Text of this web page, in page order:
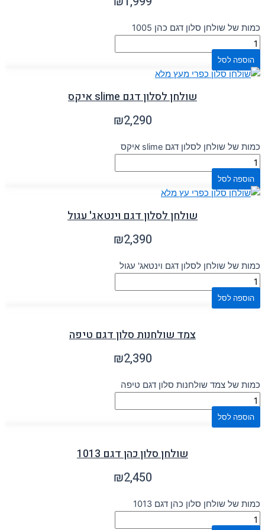
כמות של שולחן סלון דגם כהן 1005
הוספה לסל
שולחן לסלון דגם slime איקס
₪2,290
כמות של שולחן לסלון דגם slime איקס
הוספה לסל
שולחן לסלון דגם וינטאג' עגול
₪2,390
כמות של שולחן לסלון דגם וינטאג' עגול
הוספה לסל
צמד שולחנות סלון דגם טיפה
₪2,390
כמות של צמד שולחנות סלון דגם טיפה
הוספה לסל
שולחן סלון כהן דגם 1013
₪2,450
כמות של שולחן סלון כהן דגם 1013